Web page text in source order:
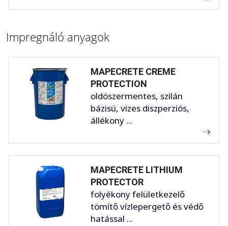
Impregnáló anyagok
MAPECRETE CREME
PROTECTION
oldószermentes, szilán
bázisú, vizes diszperziós,
állékony ...
MAPECRETE LITHIUM
PROTECTOR
folyékony felületkezelő
tömítő vízlepergető és védő
hatással ...